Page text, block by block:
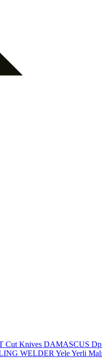
Cut Knives DAMASCUS
WELDER YeleYerli